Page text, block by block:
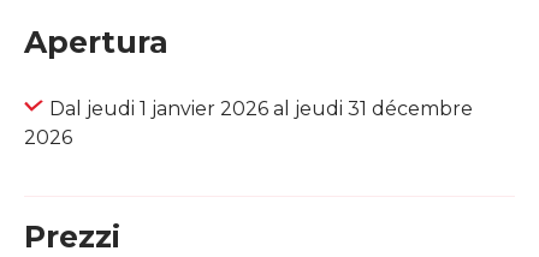
Apertura
Dal jeudi 1 janvier 2026 al jeudi 31 décembre
2026
Prezzi